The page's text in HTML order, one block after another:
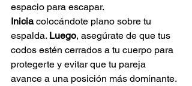
espacio para escapar.
Inicia colocándote plano sobre tu
espalda. Luego, asegúrate de que tus
codos estén cerrados a tu cuerpo para
protegerte y evitar que tu pareja
avance a una posición más dominante.